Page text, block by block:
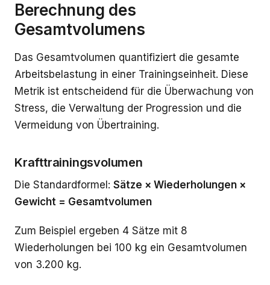
Berechnung des
Gesamtvolumens
Das Gesamtvolumen quantifiziert die gesamte
Arbeitsbelastung in einer Trainingseinheit. Diese
Metrik ist entscheidend für die Überwachung von
Stress, die Verwaltung der Progression und die
Vermeidung von Übertraining.
Krafttrainingsvolumen
Die Standardformel: Sätze × Wiederholungen ×
Gewicht = Gesamtvolumen
Zum Beispiel ergeben 4 Sätze mit 8
Wiederholungen bei 100 kg ein Gesamtvolumen
von 3.200 kg.